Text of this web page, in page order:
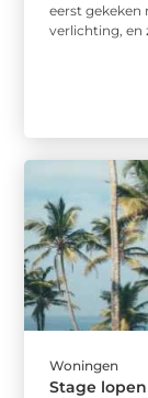
eerst gekeken
verlichting, en
Woningen
Stage